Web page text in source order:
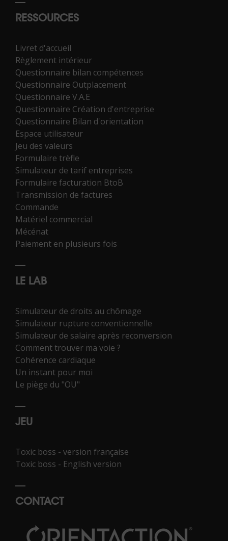
RESSOURCES
Livret d'accueil
Règlement intérieur
Questionnaire bilan compétences
Questionnaire Outplacement
Questionnaire V.A.E
Questionnaire Création d'entreprise
Questionnaire Bilan d'orientation
Espace utilisateur
Jeu des valeurs
Formulaire trèfle
Simulateur de tarif entreprises
Formulaire facturation BtoB
Transmission de factures
Commande
Matériel commercial
Mécénat
Paiement en plusieurs fois
LE LAB
Simulateur de droits au chômage
Simulateur rupture conventionnelle
Simulateur de salaire après reconversion
Comment trouver ma voie ?
Cohérence cardiaque
Un instant pour moi
Le piège du "OU"
JEU
Toxic boss - version française
Toxic boss - English version
CONTACT